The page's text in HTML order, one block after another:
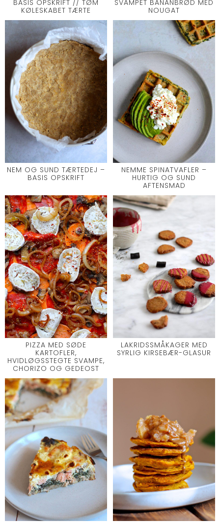
BASIS OPSKRIFT // TØM
KØLESKABET TÆRTE
SVAMPET BANANBRØD MED
NOUGAT
NEM OG SUND TÆRTEDEJ –
BASIS OPSKRIFT
NEMME SPINATVAFLER –
HURTIG OG SUND
AFTENSMAD
PIZZA MED SØDE
KARTOFLER,
HVIDLØGSSTEGTE SVAMPE,
CHORIZO OG GEDEOST
LAKRIDSSMÅKAGER MED
SYRLIG KIRSEBÆR-GLASUR